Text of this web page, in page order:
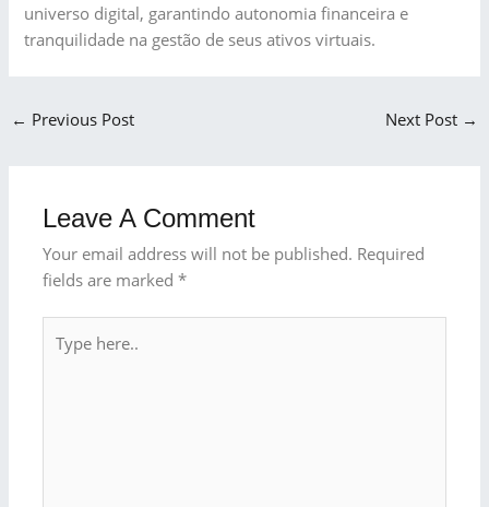
universo digital, garantindo autonomia financeira e
tranquilidade na gestão de seus ativos virtuais.
← Previous Post Next Post →
Leave A Comment
Your email address will not be published. Required
fields are marked*
here..